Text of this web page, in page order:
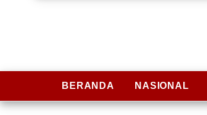
BERANDA NASIONAL